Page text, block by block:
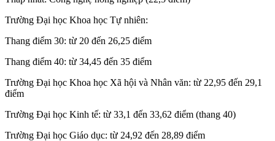
Trường Đại học Khoa học Tự nhiên:
Thang điểm 30: từ 20 đến 26,25 điểm
Thang điểm 40: từ 34,45 đến 35 điểm
Trường Đại học Khoa học Xã hội và Nhân văn: từ 22,95 đến 29,1
điểm
Trường Đại học Kinh tế: từ 33,1 đến 33,62 điểm (thang 40)
Trường Đại học Giáo dục: từ 24,92 đến 28,89 điểm